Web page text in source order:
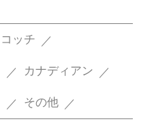
ッチ
カナディアン
その他